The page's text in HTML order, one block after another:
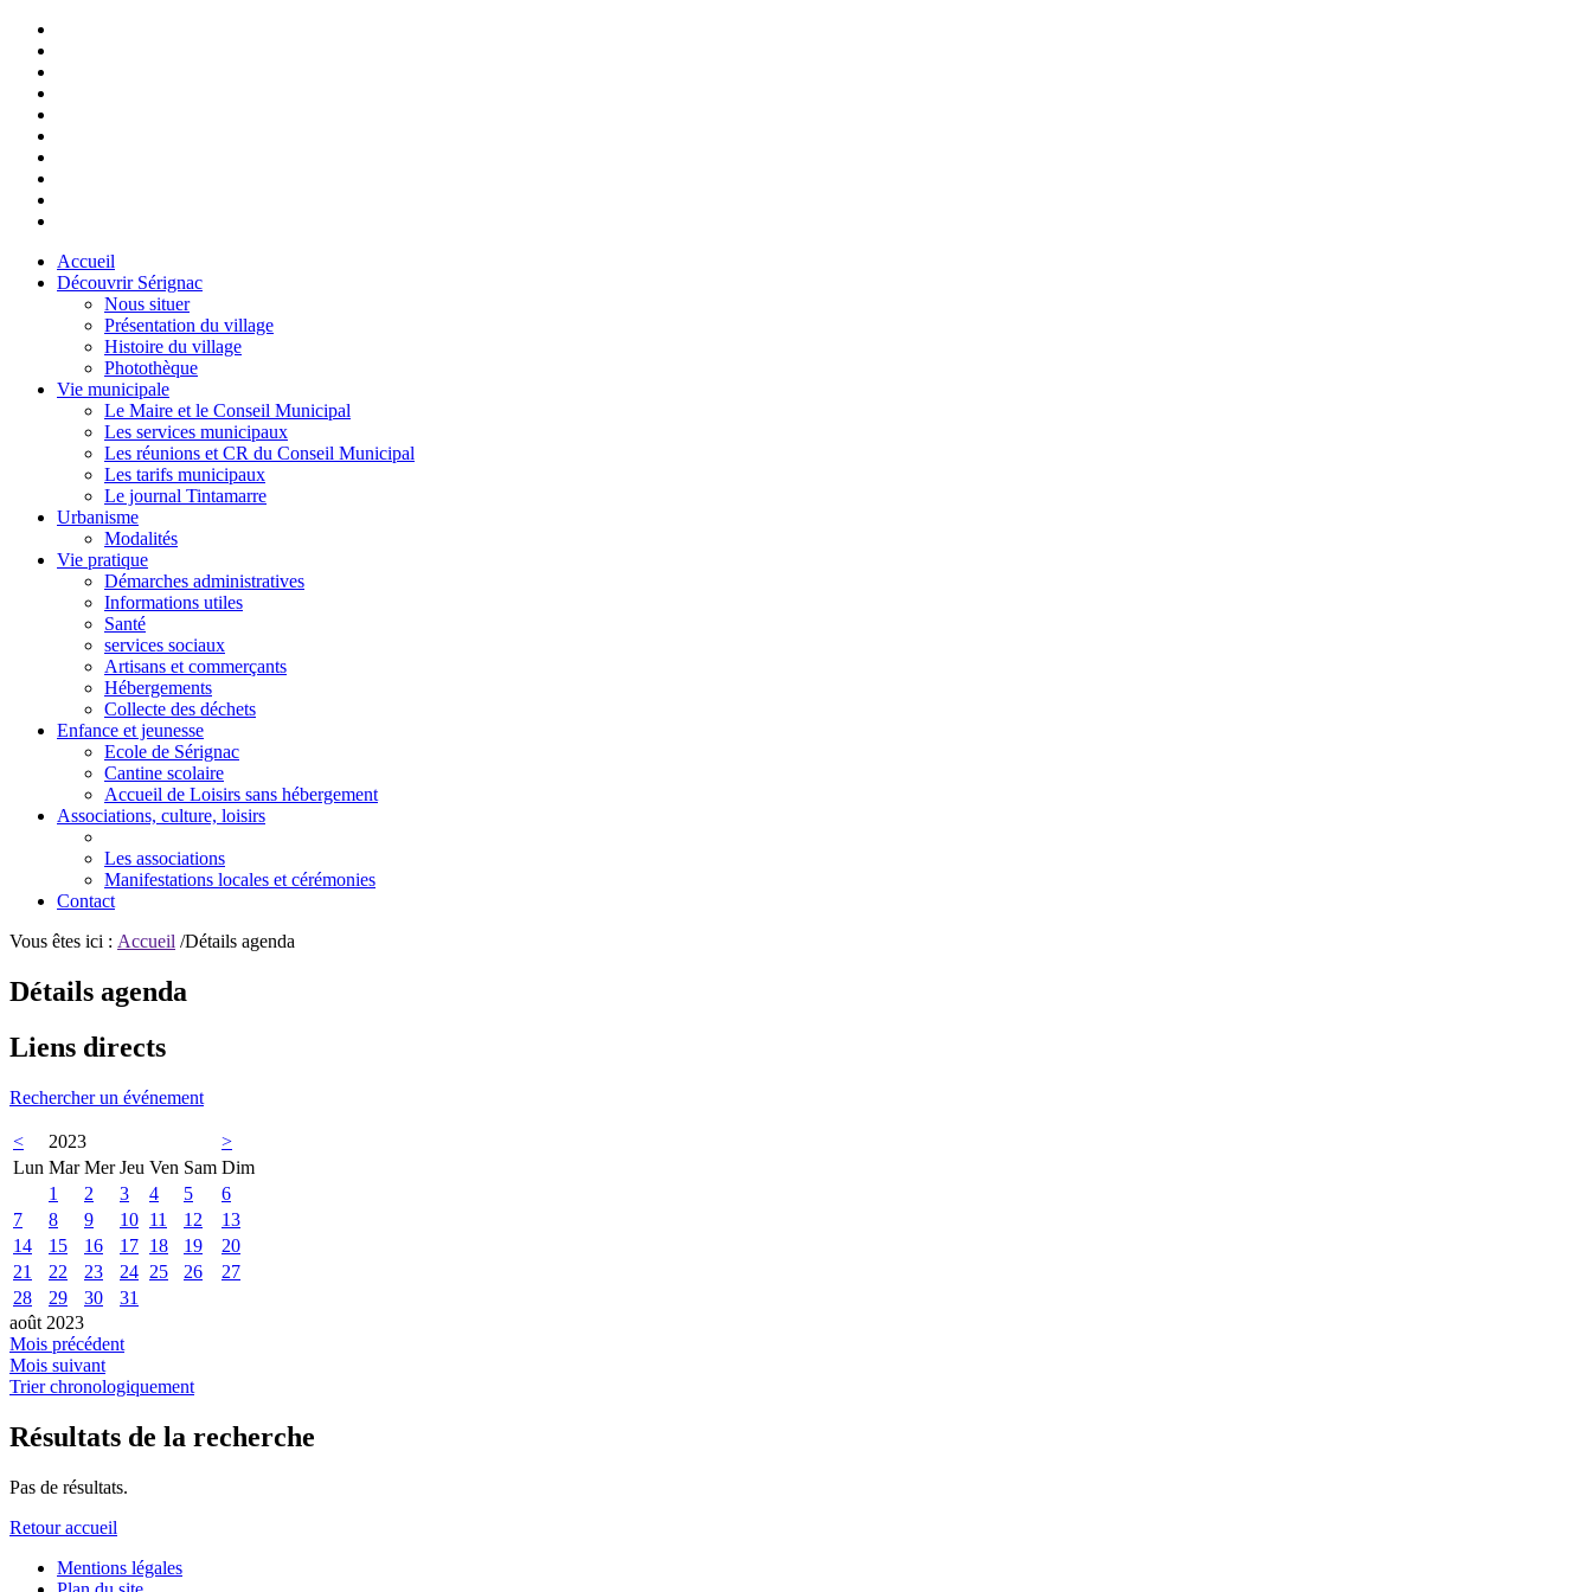
Accueil
Découvrir Sérignac
Nous situer
Présentation du village
Histoire du village
Photothèque
Vie municipale
Le Maire et le Conseil Municipal
Les services municipaux
Les réunions et CR du Conseil Municipal
Les tarifs municipaux
Le journal Tintamarre
Urbanisme
Modalités
Vie pratique
Démarches administratives
Informations utiles
Santé
services sociaux
Artisans et commerçants
Hébergements
Collecte des déchets
Enfance et jeunesse
Ecole de Sérignac
Cantine scolaire
Accueil de Loisirs sans hébergement
Associations, culture, loisirs
Les associations
Manifestations locales et cérémonies
Contact
Vous êtes ici : Accueil /Détails agenda
Détails agenda
Liens directs
Rechercher un événement
< 2023
>
Lun Mar Mer Jeu Ven Sam Dim
1
2 3 4 5
6
7
8 9 10 11 12
13
14
15 16 17 18 19
20
21
22 23 24 25 26
27
28
29 30
31
août 2023
Mois précédent
Mois suivant
Trier chronologiquement
Résultats de la recherche
Pas de résultats.
Retour accueil
Mentions légales